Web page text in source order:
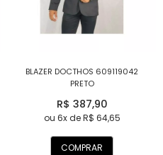
BLAZER DOCTHOS 609119042
PRETO
R$ 387,90
ou 6x de R$ 64,65
COMPRAR